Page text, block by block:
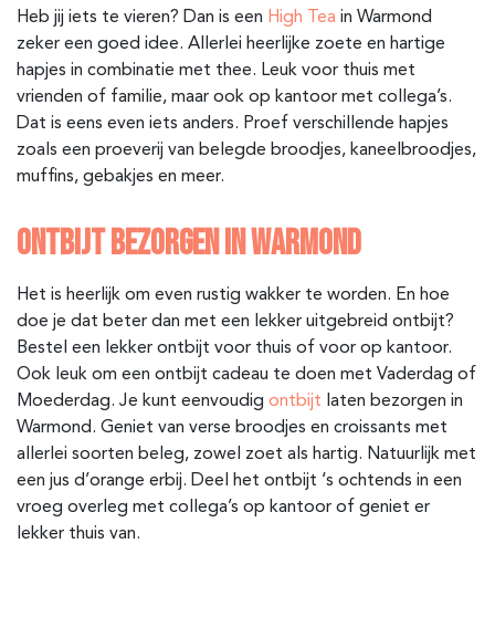
Heb jij iets te vieren? Dan is een High Tea in Warmond
zeker een goed idee. Allerlei heerlijke zoete en hartige
hapjes in combinatie met thee. Leuk voor thuis met
vrienden of familie, maar ook op kantoor met collega’s.
Dat is eens even iets anders. Proef verschillende hapjes
zoals een proeverij van belegde broodjes, kaneelbroodjes,
muffins, gebakjes en meer.
ONTBIJT BEZORGEN IN WARMOND
Het is heerlijk om even rustig wakker te worden. En hoe
doe je dat beter dan met een lekker uitgebreid ontbijt?
Bestel een lekker ontbijt voor thuis of voor op kantoor.
Ook leuk om een ontbijt cadeau te doen met Vaderdag of
Moederdag. Je kunt eenvoudig ontbijt laten bezorgen in
Warmond. Geniet van verse broodjes en croissants met
allerlei soorten beleg, zowel zoet als hartig. Natuurlijk met
een jus d’orange erbij. Deel het ontbijt ‘s ochtends in een
vroeg overleg met collega’s op kantoor of geniet er
lekker thuis van.